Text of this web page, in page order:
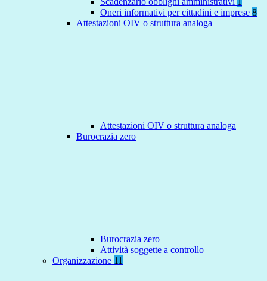
Oneri informativi per cittadini e imprese 8
Attestazioni OIV o struttura analoga
Attestazioni OIV o struttura analoga
Burocrazia zero
Burocrazia zero
Attività soggette a controllo
Organizzazione 11